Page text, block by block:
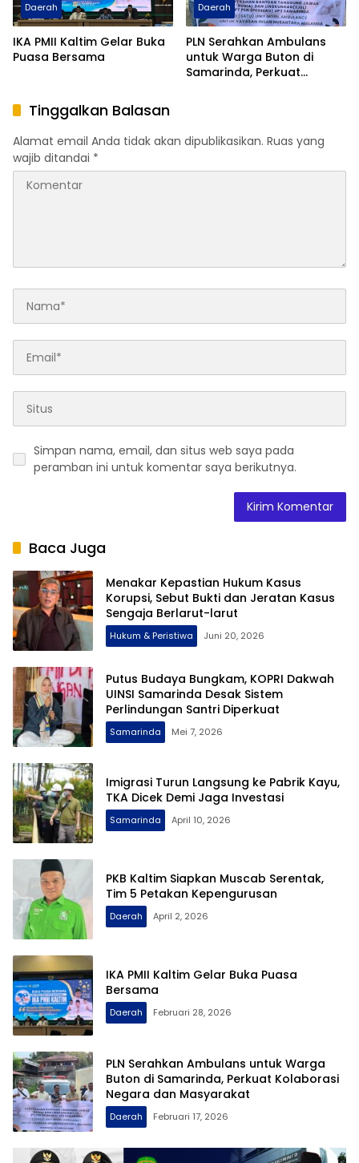
Daerah
IKA PMII Kaltim Gelar Buka
Puasa Bersama
Daerah
PLN Serahkan Ambulans
untuk Warga Buton di
Samarinda, Perkuat
Tinggalkan Balasan
Alamat email Anda tidak akan dipublikasikan. Ruas yang
wajib ditandai *
Simpan nama, email, dan situs web saya pada
peramban ini untuk komentar saya berikutnya.
Baca Juga
Menakar Kepastian Hukum Kasus
Korupsi, Sebut Bukti dan Jeratan Kasus
Sengaja Berlarut-larut
Hukum & Peristiwa Juni 20, 2026
Putus Budaya Bungkam, KOPRI Dakwah
UINSI Samarinda Desak Sistem
Perlindungan Santri Diperkuat
Samarinda Mei 7, 2026
Imigrasi Turun Langsung ke Pabrik Kayu,
TKA Dicek Demi Jaga Investasi
Samarinda April 10, 2026
PKB Kaltim Siapkan Muscab Serentak,
Tim 5 Petakan Kepengurusan
Daerah April 2, 2026
IKA PMII Kaltim Gelar Buka Puasa
Bersama
Daerah Februari 28, 2026
PLN Serahkan Ambulans untuk Warga
Buton di Samarinda, Perkuat Kolaborasi
Negara dan Masyarakat
Daerah Februari 17, 2026